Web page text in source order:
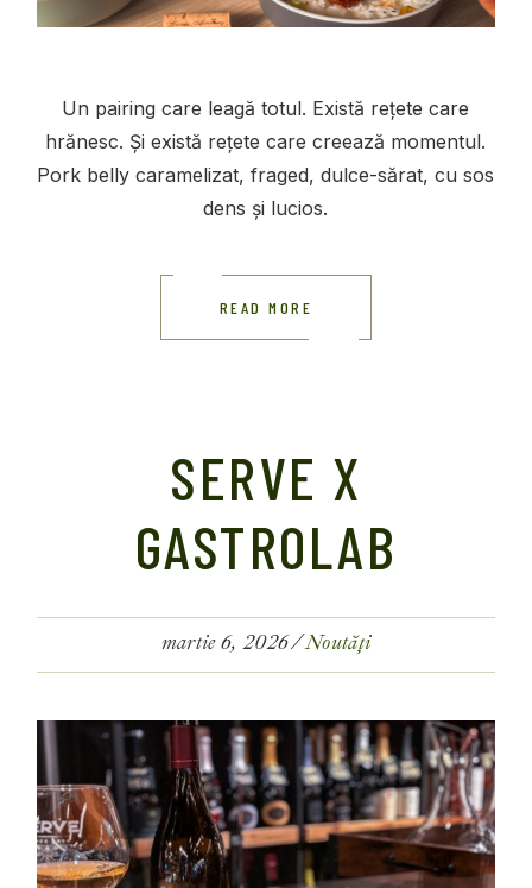
Un pairing care leagă totul. Există rețete care
hrănesc. Și există rețete care creează momentul.
Pork belly caramelizat, fraged, dulce-sărat, cu sos
dens și lucios.
READ MORE
SERVE X
GASTROLAB
martie 6, 2026 Noutăți